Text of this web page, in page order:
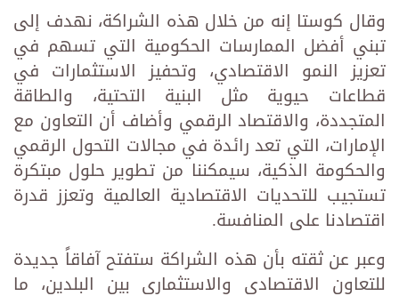
وقال كوستا إنه من خلال هذه الشراكة، نهدف إلى
تبني أفضل الممارسات الحكومية التي تسهم في
تعزيز النمو الاقتصادي، وتحفيز الاستثمارات في
قطاعات حيوية مثل البنية التحتية، والطاقة
المتجددة، والاقتصاد الرقمي وأضاف أن التعاون مع
الإمارات، التي تعد رائدة في مجالات التحول الرقمي
والحكومة الذكية، سيمكننا من تطوير حلول مبتكرة
تستجيب للتحديات الاقتصادية العالمية وتعزز قدرة
اقتصادنا على المنافسة.
وعبر عن ثقته بأن هذه الشراكة ستفتح آفاقاً جديدة
للتعاون الاقتصادي والاستثماري بين البلدين، ما